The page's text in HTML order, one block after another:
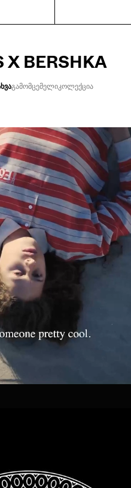
X BERSHKA
ᲒᲐᲛᲝᲛᲪᲔᲛᲔᲚᲘᲙᲝᲚᲔᲥᲪᲘᲐ